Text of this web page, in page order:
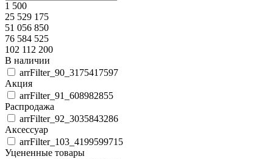
1 500
25 529 175
51 056 850
76 584 525
102 112 200
В наличии
arrFilter_90_3175417597
Акция
arrFilter_91_608982855
Распродажа
arrFilter_92_3035843286
Аксессуар
arrFilter_103_4199599715
Уцененные товары